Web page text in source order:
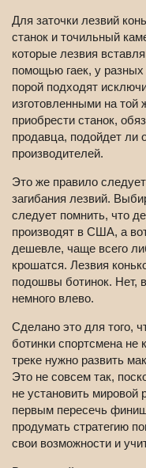
Для заточки лезвий
станок и точильный
которые лезвия
помощью гаек, у
порой подходят
изготовленными на
приобрести станок,
продавца, подойдет ли
производителей.
Это же правило
загибания лезвий.
следует помнить, что
производят в США, а
дешевле, чаще всего
крошатся. Лезвия
подошвы ботинок. Нет,
немного влево.
Сделано это для того,
ботинки спортсмена
треке нужно развить
Это не совсем так,
не установить мировой
первым пересечь
продумать стратегию
свои возможности и